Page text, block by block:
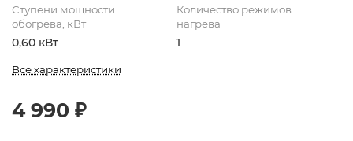
Ступени мощности
обогрева, кВт
0,60 кВт
Количество режимов
нагрева
1
Все характеристики
4 990 ₽